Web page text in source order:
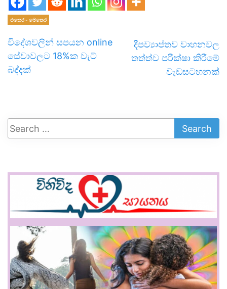
එතෙර - මෙතෙර
විදේ­ශ­ව­ලින් සප­යන online
සේවා­ව­ලට 18%ක වැට්
බද්දක්
දීපව්‍යාප්තව වාහනවල
තත්ත්ව පරීක්ෂා කිරීමේ
වැඩසටහනක්